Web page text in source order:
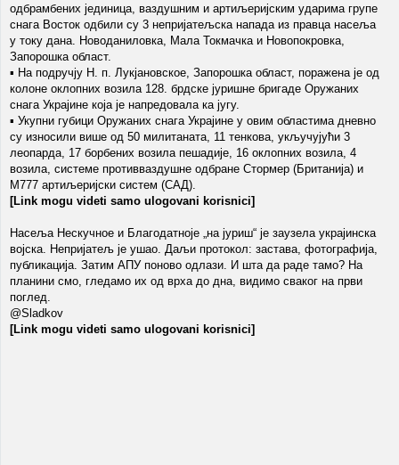
одбрамбених јединица, ваздушним и артиљеријским ударима групе
снага Восток одбили су 3 непријатељска напада из правца насеља
у току дана. Новоданиловка, Мала Токмачка и Новопокровка,
Запорошка област.
▪ На подручју Н. п. Лукјановское, Запорошка област, поражена је од
колоне оклопних возила 128. брдске јуришне бригаде Оружаних
снага Украјине која је напредовала ка југу.
▪ Укупни губици Оружаних снага Украјине у овим областима дневно
су износили више од 50 милитаната, 11 тенкова, укључујући 3
леопарда, 17 борбених возила пешадије, 16 оклопних возила, 4
возила, системе противваздушне одбране Стормер (Британија) и
М777 артиљеријски систем (САД).
[Link mogu videti samo ulogovani korisnici]
Насеља Нескучное и Благодатноје „на јуриш“ је заузела украјинска
војска. Непријатељ је ушао. Даљи протокол: застава, фотографија,
публикација. Затим АПУ поново одлази. И шта да раде тамо? На
планини смо, гледамо их од врха до дна, видимо сваког на први
поглед.
@Sladkov
[Link mogu videti samo ulogovani korisnici]